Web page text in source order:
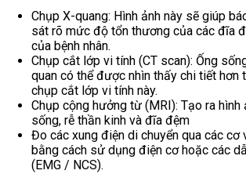
Chụp X-quang: Hình ảnh này sẽ giúp
sát rõ mức độ tổn thương của các đĩa
của bệnh nhân.
Chụp cắt lớp vi tính (CT scan): Ống
quan có thể được nhìn thấy chi tiết hơn
chụp cắt lớp vi tính này.
Chụp cộng hưởng từ (MRI): Tạo ra hình
sống, rễ thần kinh và đĩa đệm
Đo các xung điện di chuyển qua các cơ
bằng cách sử dụng điện cơ hoặc các
(EMG / NCS).